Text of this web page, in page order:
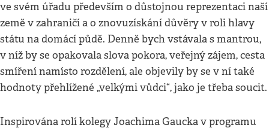
ve svém úřadu především o důstojnou reprezentaci naší
země v zahraničí a o znovuzískání důvěry v roli hlavy
státu na domácí půdě. Denně bych vstávala s mantrou,
v níž by se opakovala slova pokora, veřejný zájem, cesta
smíření namísto rozdělení, ale objevily by se v ní také
hodnoty přehlížené „velkými vůdci“, jako je třeba soucit.
Inspirována rolí kolegy Joachima Gaucka v programu